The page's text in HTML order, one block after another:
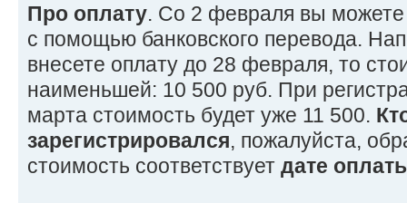
Про оплату. Со 2 февраля вы можете
с помощью банковского перевода.
внесете оплату до 28 февраля, то
наименьшей: 10 500 руб. При
марта стоимость будет уже 11 500.
зарегистрировался, пожалуйста,
стоимость соответствует дате